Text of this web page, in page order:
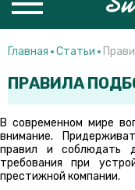
Главная Статьи
ПРАВИЛА
В современном мире
внимание.
правил и соблюдать
требования при
престижной компании.